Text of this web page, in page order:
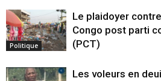
Politique
Le plaidoyer
Congo post parti
(PCT)
Les voleurs en